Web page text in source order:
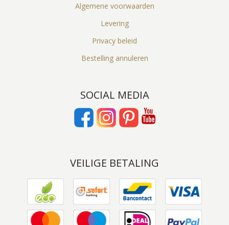
Algemene voorwaarden
Levering
Privacy beleid
Bestelling annuleren
SOCIAL MEDIA
VEILIGE BETALING